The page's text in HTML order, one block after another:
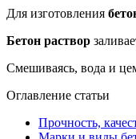
Для изготовления
Бетон раствор
Смешиваясь, вода и
Оглавление статьи
Прочность,